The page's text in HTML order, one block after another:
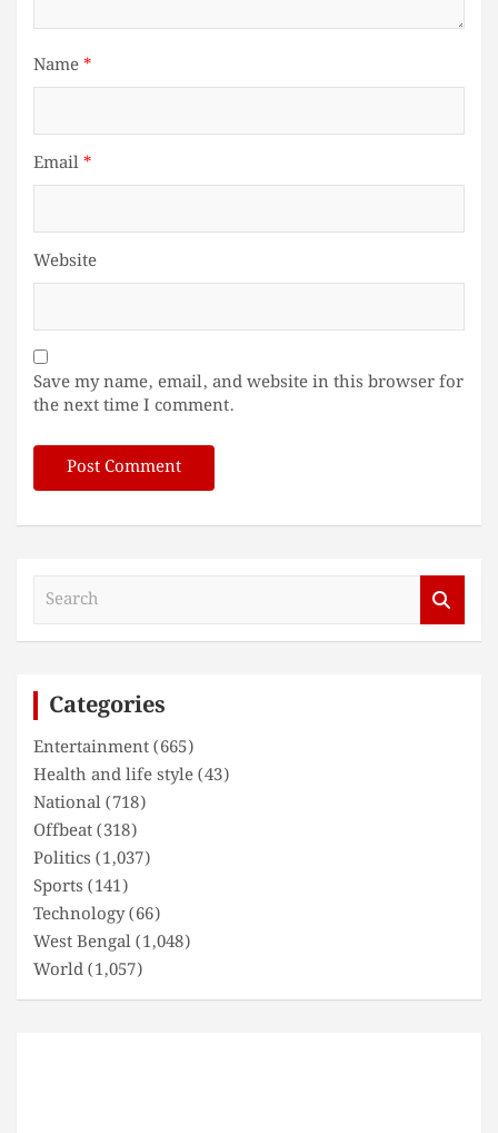
Name*
Email*
Website
Save my name, email, and website in this browser for
the next time I comment.
Categories
Entertainment(665)
Health and life style(43)
National(718)
Offbeat(318)
Politics (1,037)
Sports (141)
Technology(66)
West Bengal(1,048)
World(1,057)